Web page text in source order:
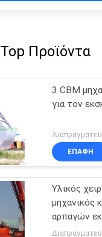
Top Προϊόντα
3 CBM
για τον
ΕΠΑΦΉ
Υλικός
μηχανικός
αρπαγών
Clamshell